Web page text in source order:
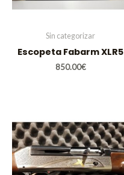
Sin categorizar
Escopeta Fabarm XLR5
850.00€